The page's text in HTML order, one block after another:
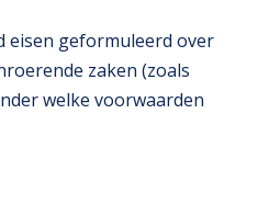
eisen geformuleerd over
zaken (zoals
welke voorwaarden